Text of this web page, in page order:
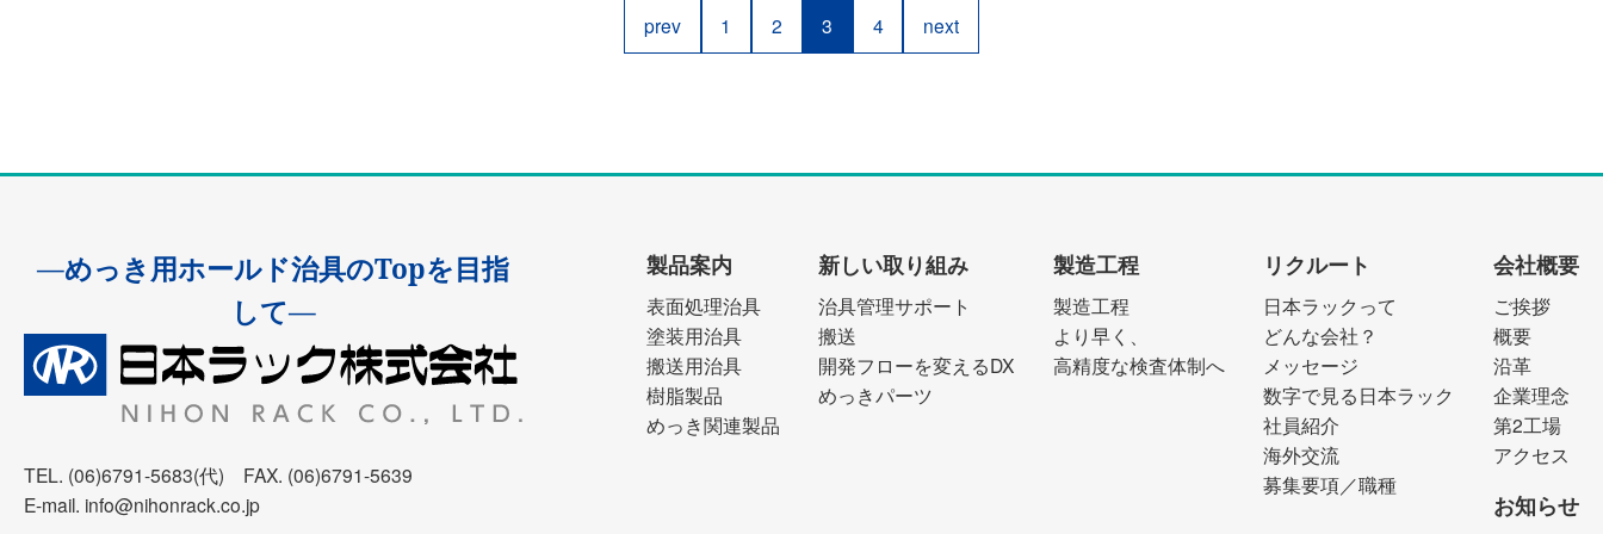
prev 1 2 3 4 next
―めっき用ホールド治具のTopを目指
して―
TEL. (06)6791-5683(代) FAX. (06)6791-5639
E-mail. info@nihonrack.co.jp
製品案内
表面処理治具
塗装用治具
搬送用治具
樹脂製品
めっき関連製品
新しい取り組み
治具管理サポート
搬送
開発フローを変えるDX
めっきパーツ
製造工程
製造工程
より早く、
高精度な検査体制へ
リクルート
日本ラックって
どんな会社？
メッセージ
数字で見る日本ラック
社員紹介
海外交流
募集要項／職種
会社概要
ご挨拶
概要
沿革
企業理念
第2工場
アクセス
お知らせ